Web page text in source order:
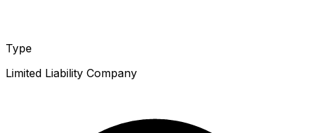
Type
Limited Liability Company